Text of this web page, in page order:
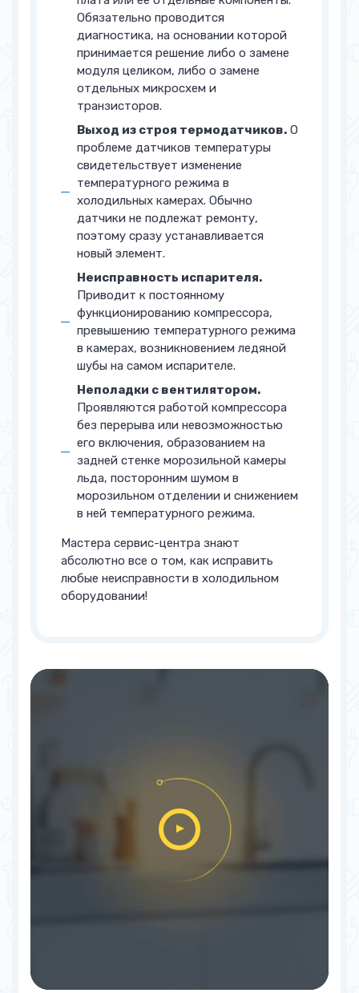
Обязательно проводится
диагностика, на основании которой
принимается решение либо о замене
модуля целиком, либо о замене
отдельных микросхем и
транзисторов.
Выход из строя термодатчиков. О
проблеме датчиков температуры
свидетельствует изменение
температурного режима в
холодильных камерах. Обычно
датчики не подлежат ремонту,
поэтому сразу устанавливается
новый элемент.
Неисправность испарителя.
Приводит к постоянному
функционированию компрессора,
превышению температурного режима
в камерах, возникновением ледяной
шубы на самом испарителе.
Неполадки с вентилятором.
Проявляются работой компрессора
без перерыва или невозможностью
его включения, образованием на
задней стенке морозильной камеры
льда, посторонним шумом в
морозильном отделении и снижением
в ней температурного режима.
Мастера сервис-центра знают
абсолютно все о том, как исправить
любые неисправности в холодильном
оборудовании!